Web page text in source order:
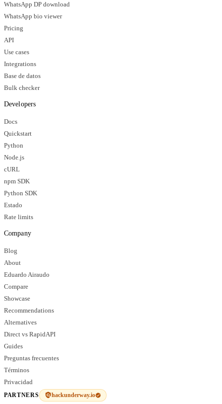
WhatsApp DP download
WhatsApp bio viewer
Pricing
API
Use cases
Integrations
Base de datos
Bulk checker
Developers
Docs
Quickstart
Python
Node.js
cURL
npm SDK
Python SDK
Estado
Rate limits
Company
Blog
About
Eduardo Airaudo
Compare
Showcase
Recommendations
Alternatives
Direct vs RapidAPI
Guides
Preguntas frecuentes
Términos
Privacidad
PARTNERS hackunderway.io